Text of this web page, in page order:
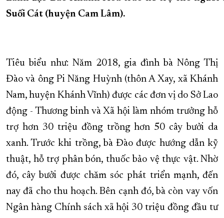
Suối Cát (huyện Cam Lâm).
Tiêu biểu như: Năm 2018, gia đình bà Nông Thị
Đào và ông Pi Năng Huỳnh (thôn A Xay, xã Khánh
Nam, huyện Khánh Vĩnh) được các đơn vị do Sở Lao
động - Thương binh và Xã hội làm nhóm trưởng hỗ
trợ hơn 30 triệu đồng trồng hơn 50 cây bưởi da
xanh. Trước khi trồng, bà Đào được hướng dẫn kỹ
thuật, hỗ trợ phân bón, thuốc bảo vệ thực vật. Nhờ
đó, cây bưởi được chăm sóc phát triển mạnh, đến
nay đã cho thu hoạch. Bên cạnh đó, bà còn vay vốn
Ngân hàng Chính sách xã hội 30 triệu đồng đầu tư